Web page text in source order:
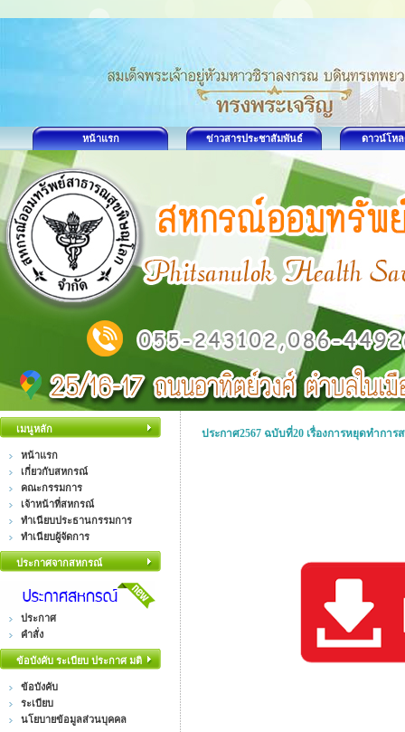
หน้าแรก ข่าวสารประชาสัมพันธ์ ดาวน์โห
เมนูหลัก
หน้าแรก
เกี่ยวกับสหกรณ์
คณะกรรมการ
เจ้าหน้าที่สหกรณ์
ทำเนียบประธานกรรมการ
ทำเนียบผู้จัดการ
ประกาศจากสหกรณ์
ประกาศ
คำสั่ง
ข้อบังคับ ระเบียบ ประกาศ มติ
ข้อบังคับ
ระเบียบ
นโยบายข้อมูลส่วนบุคคล
ประกาศ2567 ฉบับที่20 เรื่องการหยุดทำการ